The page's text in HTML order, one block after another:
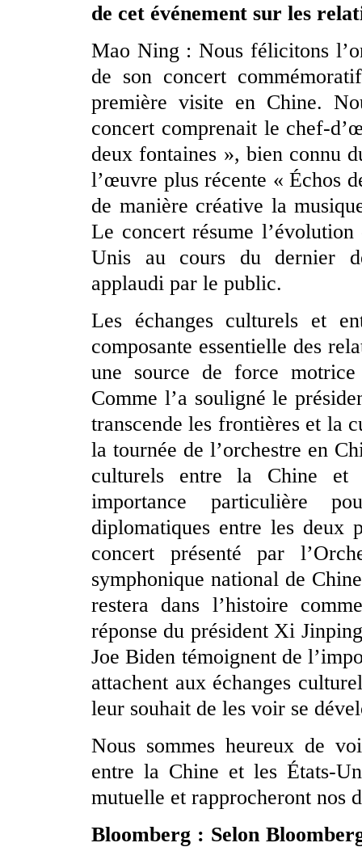
de cet événement sur les
Mao Ning : Nous félicitons
de son concert
première visite en Chine.
concert comprenait le chef-
deux fontaines », bien connu
l’œuvre plus récente « Échos
de manière créative la
Le concert résume
Unis au cours du dernier
applaudi par le public.
Les échanges culturels et
composante essentielle des
une source de force
Comme l’a souligné le
transcende les frontières et la
la tournée de l’orchestre en
culturels entre la Chine et
importance particulière
diplomatiques entre les deux
concert présenté par
symphonique national de
restera dans l’histoire
réponse du président Xi
Joe Biden témoignent de
attachent aux échanges
leur souhait de les voir se
Nous sommes heureux de
entre la Chine et les États-
mutuelle et rapprocheront nos
Bloomberg : Selon